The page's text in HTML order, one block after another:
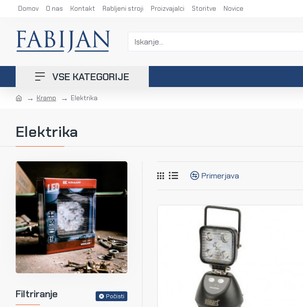
Domov O nas Kontakt Rabljeni stroji Proizvajalci Storitve Novice
VSE KATEGORIJE
Kramp Elektrika
Elektrika
Filtriranje Počisti
Primerjava